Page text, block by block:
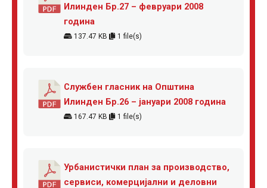
Илинден Бр.27 – февруари 2008
година
137.47 KB 1 file(s)
Службен гласник на Општина
Илинден Бр.26 – јануари 2008 година
167.47 KB 1 file(s)
Урбанистички план за производство,
сервиси, комерцијални и деловни